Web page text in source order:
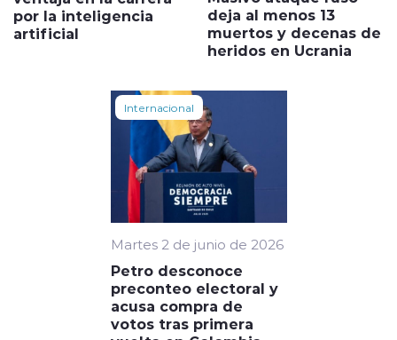
por la inteligencia
artificial
deja al menos 13
muertos y decenas de
heridos en Ucrania
Internacional
Martes 2 de junio de 2026
Petro desconoce
preconteo electoral y
acusa compra de
votos tras primera